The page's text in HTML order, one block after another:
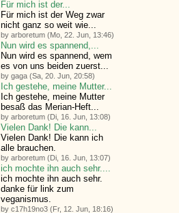
Für mich ist der...
Für mich ist der Weg zwar
nicht ganz so weit wie...
by arboretum (Mo, 22. Jun, 13:46)
Nun wird es spannend,...
Nun wird es spannend, wem
es von uns beiden zuerst...
by gaga (Sa, 20. Jun, 20:58)
Ich gestehe, meine Mutter...
Ich gestehe, meine Mutter
besaß das Merian-Heft...
by arboretum (Di, 16. Jun, 13:08)
Vielen Dank! Die kann...
Vielen Dank! Die kann ich
alle brauchen.
by arboretum (Di, 16. Jun, 13:07)
ich mochte ihn auch sehr....
ich mochte ihn auch sehr.
danke für link zum
veganismus.
by c17h19no3 (Fr, 12. Jun, 18:16)